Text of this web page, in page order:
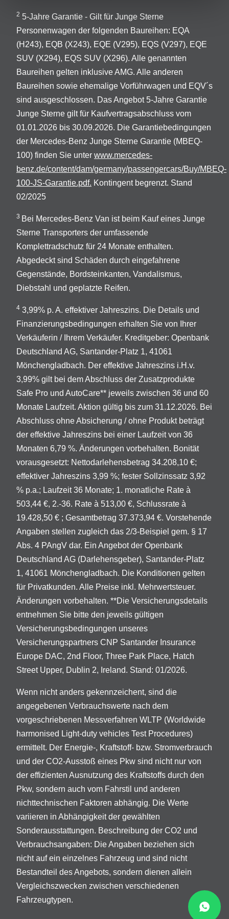
2 5-Jahre Garantie - Gilt für Junge Sterne
Personenwagen der folgenden Baureihen: EQA
(H243), EQB (X243), EQE (V295), EQS (V297), EQE
SUV (X294), EQS SUV (X296). Alle genannten
Baureihen gelten inklusive AMG. Alle anderen
Baureihen sowie ehemalige Vorführwagen und EQV´s
sind ausgeschlossen. Das Angebot 5-Jahre Garantie
Junge Sterne gilt für Kaufvertragsabschluss vom
01.01.2026 bis 30.09.2026. Die Garantiebedingungen
der Mercedes-Benz Junge Sterne Garantie (MBEQ-
100) finden Sie unter www.mercedes-
benz.de/content/dam/germany/passengercars/Buy/MBEQ-
100-JS-Garantie.pdf. Kontingent begrenzt. Stand
02/2025
3 Bei Mercedes-Benz Van ist beim Kauf eines Junge
Sterne Transporters der umfassende
Komplettradschutz für 24 Monate enthalten.
Abgedeckt sind Schäden durch eingefahrene
Gegenstände, Bordsteinkanten, Vandalismus,
Diebstahl und geplatzte Reifen.
4 3,99% p. A. effektiver Jahreszins. Die Details und
Finanzierungsbedingungen erhalten Sie von Ihrer
Verkäuferin / Ihrem Verkäufer. Kreditgeber: Openbank
Deutschland AG, Santander-Platz 1, 41061
Mönchengladbach. Der effektive Jahreszins i.H.v.
3,99% gilt bei dem Abschluss der Zusatzprodukte
Safe Pro und AutoCare** jeweils zwischen 36 und 60
Monate Laufzeit. Aktion gültig bis zum 31.12.2026. Bei
Abschluss ohne Absicherung / ohne Produkt beträgt
der effektive Jahreszins bei einer Laufzeit von 36
Monaten 6,79 %. Änderungen vorbehalten. Bonität
vorausgesetzt: Nettodarlehensbetrag 34.208,10 €;
effektiver Jahreszins 3,99 %; fester Sollzinssatz 3,92
% p.a.; Laufzeit 36 Monate; 1. monatliche Rate à
503,44 €, 2.-36. Rate à 513,00 €, Schlussrate à
19.428,50 € ; Gesamtbetrag 37.373,94 €. Vorstehende
Angaben stellen zugleich das 2/3-Beispiel gem. § 17
Abs. 4 PAngV dar. Ein Angebot der Openbank
Deutschland AG (Darlehensgeber), Santander-Platz
1, 41061 Mönchengladbach. Die Konditionen gelten
für Privatkunden. Alle Preise inkl. Mehrwertsteuer.
Änderungen vorbehalten. **Die Versicherungsdetails
entnehmen Sie bitte den jeweils gültigen
Versicherungsbedingungen unseres
Versicherungspartners CNP Santander Insurance
Europe DAC, 2nd Floor, Three Park Place, Hatch
Street Upper, Dublin 2, Ireland. Stand: 01/2026.
Wenn nicht anders gekennzeichent, sind die
angegebenen Verbrauchswerte nach dem
vorgeschriebenen Messverfahren WLTP (Worldwide
harmonised Light-duty vehicles Test Procedures)
ermittelt. Der Energie-, Kraftstoff- bzw. Stromverbrauch
und der CO2-Ausstoß eines Pkw sind nicht nur von
der effizienten Ausnutzung des Kraftstoffs durch den
Pkw, sondern auch vom Fahrstil und anderen
nichttechnischen Faktoren abhängig. Die Werte
variieren in Abhängigkeit der gewählten
Sonderausstattungen. Beschreibung der CO2 und
Verbrauchsangaben: Die Angaben beziehen sich
nicht auf ein einzelnes Fahrzeug und sind nicht
Bestandteil des Angebots, sondern dienen allein
Vergleichszwecken zwischen verschiedenen
Fahrzeugtypen.